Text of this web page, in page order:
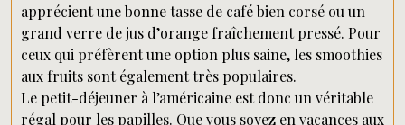
apprécient une bonne tasse de café bien corsé ou un
grand verre de jus d’orange fraîchement pressé. Pour
ceux qui préfèrent une option plus saine, les smoothies
aux fruits sont également très populaires.
Le petit-déjeuner à l’américaine est donc un véritable
régal pour les papilles. Que vous soyez en vacances aux